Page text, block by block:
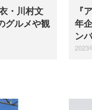
・川村文
グルメや観
『
年
ン
2023